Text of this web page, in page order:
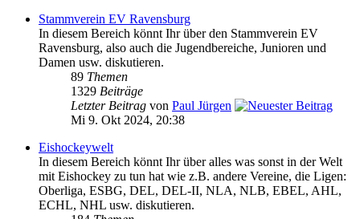
Stammverein EV Ravensburg
In diesem Bereich könnt Ihr über den Stammverein EV
Ravensburg, also auch die Jugendbereiche, Junioren und
Damen usw. diskutieren.
89 Themen
1329 Beiträge
Letzter Beitrag von Paul Jürgen
Mi 9. Okt 2024, 20:38
Eishockeywelt
In diesem Bereich könnt Ihr über alles was sonst in der Welt
mit Eishockey zu tun hat wie z.B. andere Vereine, die Ligen:
Oberliga, ESBG, DEL, DEL-II, NLA, NLB, EBEL, AHL,
ECHL, NHL usw. diskutieren.